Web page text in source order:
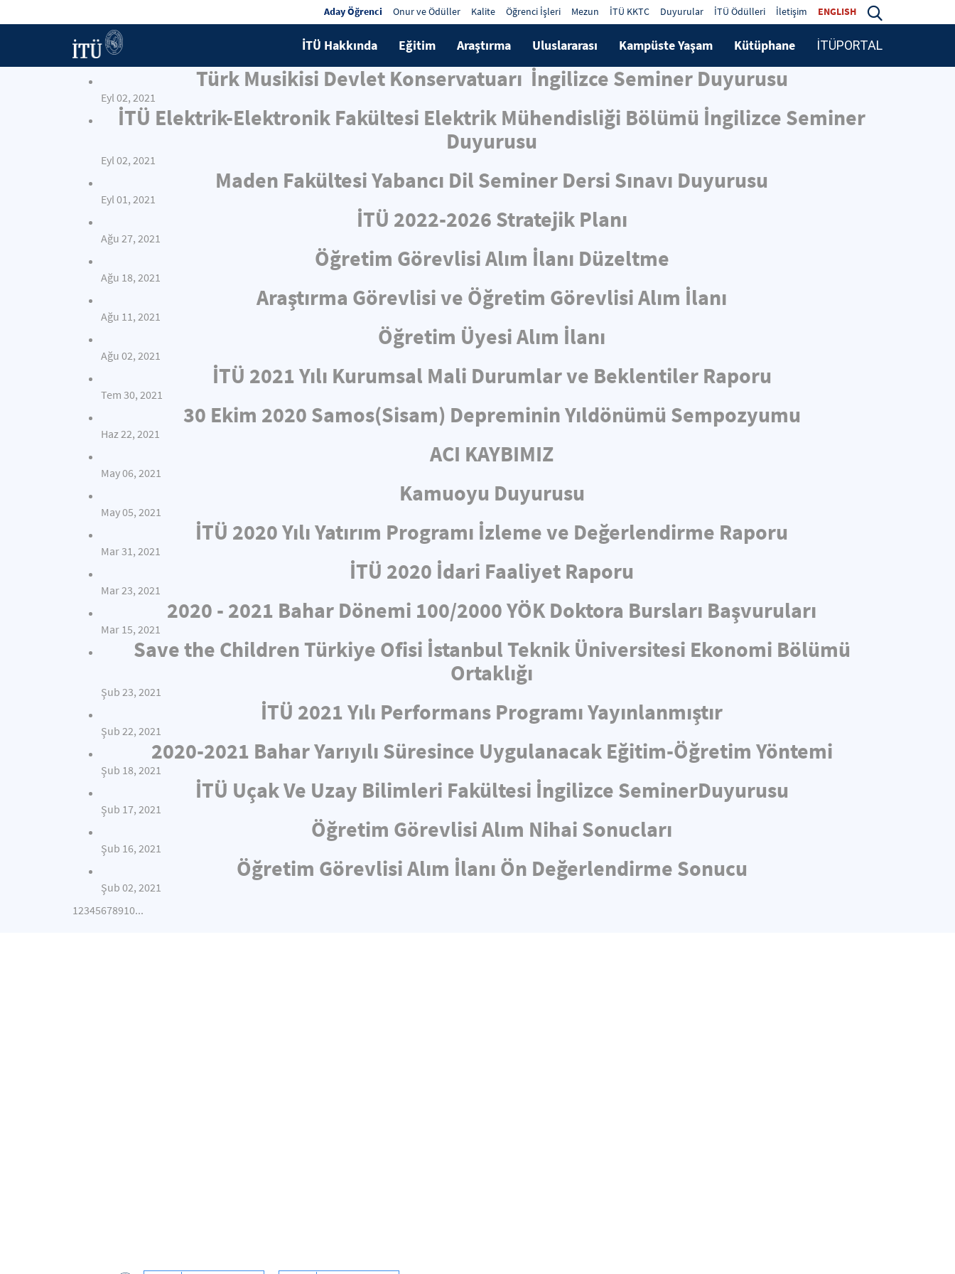
Aday Öğrenci Onur ve Ödüller Kalite Öğrenci İşleri Mezun İTÜ KKTC Duyurular İTÜ Ödülleri İletişim ENGLISH
İTÜ Hakkında Eğitim Araştırma Uluslararası Kampüste Yaşam Kütüphane İTÜPORTAL
Türk Musikisi Devlet Konservatuarı İngilizce Seminer Duyurusu
Eyl 02, 2021
İTÜ Elektrik-Elektronik Fakültesi Elektrik Mühendisliği Bölümü İngilizce Seminer
Duyurusu
Eyl 02, 2021
Maden Fakültesi Yabancı Dil Seminer Dersi Sınavı Duyurusu
Eyl 01, 2021
İTÜ 2022-2026 Stratejik Planı
Ağu 27, 2021
Öğretim Görevlisi Alım İlanı Düzeltme
Ağu 18, 2021
Araştırma Görevlisi ve Öğretim Görevlisi Alım İlanı
Ağu 11, 2021
Öğretim Üyesi Alım İlanı
Ağu 02, 2021
İTÜ 2021 Yılı Kurumsal Mali Durumlar ve Beklentiler Raporu
Tem 30, 2021
30 Ekim 2020 Samos(Sisam) Depreminin Yıldönümü Sempozyumu
Haz 22, 2021
ACI KAYBIMIZ
May 06, 2021
Kamuoyu Duyurusu
May 05, 2021
İTÜ 2020 Yılı Yatırım Programı İzleme ve Değerlendirme Raporu
Mar 31, 2021
İTÜ 2020 İdari Faaliyet Raporu
Mar 23, 2021
2020 - 2021 Bahar Dönemi 100/2000 YÖK Doktora Bursları Başvuruları
Mar 15, 2021
Save the Children Türkiye Ofisi İstanbul Teknik Üniversitesi Ekonomi Bölümü
Ortaklığı
Şub 23, 2021
İTÜ 2021 Yılı Performans Programı Yayınlanmıştır
Şub 22, 2021
2020-2021 Bahar Yarıyılı Süresince Uygulanacak Eğitim-Öğretim Yöntemi
Şub 18, 2021
İTÜ Uçak Ve Uzay Bilimleri Fakültesi İngilizce SeminerDuyurusu
Şub 17, 2021
Öğretim Görevlisi Alım Nihai Sonucları
Şub 16, 2021
Öğretim Görevlisi Alım İlanı Ön Değerlendirme Sonucu
Şub 02, 2021
12345678910...